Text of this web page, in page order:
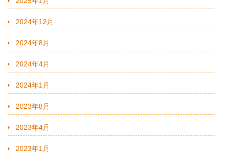
2024年12月
2024年8月
2024年4月
2024年1月
2023年8月
2023年4月
2023年1月